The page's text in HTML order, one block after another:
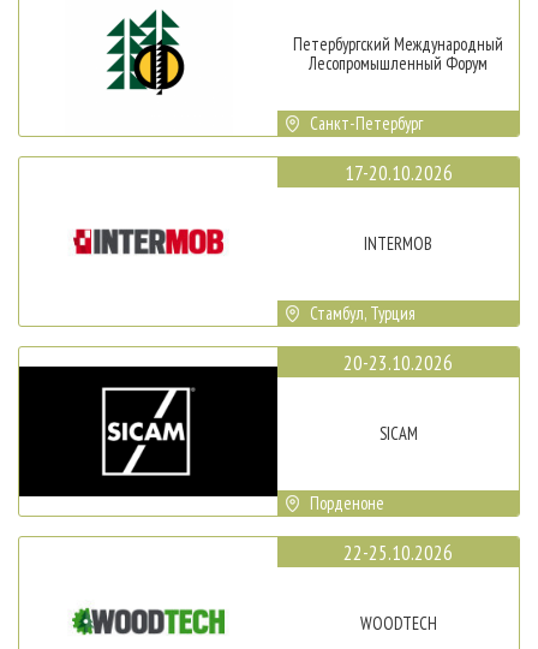
Петербургский Международный
Лесопромышленный Форум
Санкт-Петербург
17-20.10.2026
INTERMOB
Стамбул, Турция
20-23.10.2026
SICAM
Порденоне
22-25.10.2026
WOODTECH